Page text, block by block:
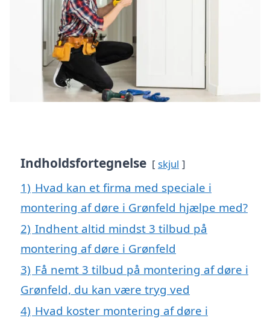
Indholdsfortegnelse skjul
1) Hvad kan et firma med speciale i
montering af døre i Grønfeld hjælpe med?
2) Indhent altid mindst 3 tilbud på
montering af døre i Grønfeld
3) Få nemt 3 tilbud på montering af døre i
Grønfeld, du kan være tryg ved
4) Hvad koster montering af døre i